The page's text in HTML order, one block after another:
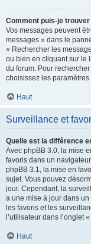
Comment puis-je
Vos messages peuvent
messages » dans le
« Rechercher les
ou bien en cliquant sur le
du forum. Pour
choisissez les
Haut
Surveillance et
Quelle est la différence
Avec phpBB 3.0, la mise
favoris dans un
phpBB 3.1, la mise en
sujet. Vous pouvez
jour. Cependant, la
a une mise à jour dans
les favoris et les
l’utilisateur dans l’onglet
Haut